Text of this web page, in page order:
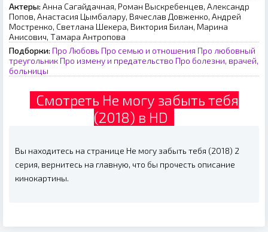
Актеры: Анна Сагайдачная, Роман Выскребенцев, Александр
Попов, Анастасия Цымбалару, Вячеслав Довженко, Андрей
Мостренко, Светлана Шекера, Виктория Билан, Марина
Анисович, Тамара Антропова
Подборки: Про Любовь Про семью и отношения Про любовный
треугольник Про измену и предательство Про болезни, врачей,
больницы
Смотреть Не могу забыть тебя
(2018) в HD
Вы находитесь на странице Не могу забыть тебя (2018) 2
серия, вернитесь на главную, что бы прочесть описание
кинокартины.